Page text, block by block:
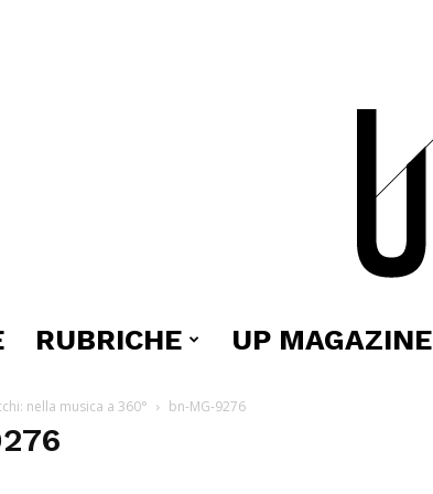
RUBRICHE UP MAGAZINE
nella musica a 360° bn-MG-9276